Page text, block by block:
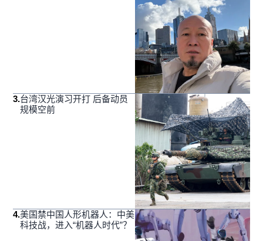
3.台湾汉光演习开打 后备动员
规模空前
4.美国禁中国人形机器人：中美
科技战，进入“机器人时代”？